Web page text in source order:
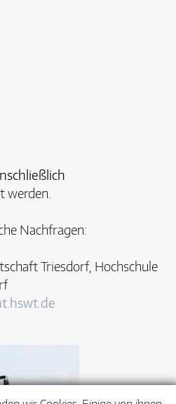
werden.
Nachfragen:
Triesdorf, Hochschule